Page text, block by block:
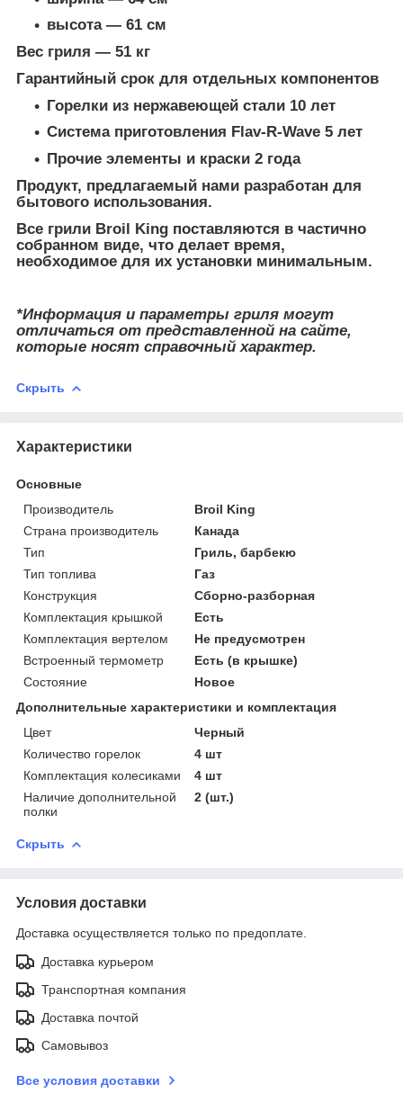
высота — 61 см
Вес гриля — 51 кг
Гарантийный срок для отдельных компонентов
Горелки из нержавеющей стали 10 лет
Система приготовления Flav-R-Wave 5 лет
Прочие элементы и краски 2 года
Продукт, предлагаемый нами разработан для
бытового использования.
Все грили Broil King поставляются в частично
собранном виде, что делает время,
необходимое для их установки минимальным.
*Информация и параметры гриля могут
отличаться от представленной на сайте,
которые носят справочный характер.
Скрыть
Характеристики
Основные
Производитель
Broil King
Страна производитель
Канада
Тип
Гриль, барбекю
Тип топлива
Газ
Конструкция
Сборно-разборная
Комплектация крышкой
Есть
Комплектация вертелом
Не предусмотрен
Встроенный термометр
Есть (в крышке)
Состояние
Новое
Дополнительные характеристики и комплектация
Цвет
Черный
Количество горелок
4 шт
Комплектация колесиками
4 шт
Наличие дополнительной
полки
2 (шт.)
Скрыть
Условия доставки
Доставка осуществляется только по предоплате.
Доставка курьером
Транспортная компания
Доставка почтой
Самовывоз
Все условия доставки